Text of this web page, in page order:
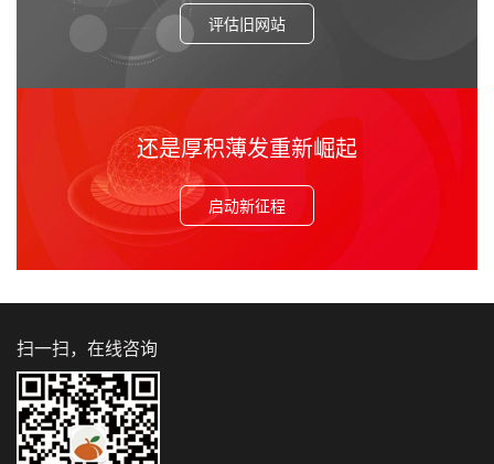
评估旧网站
还是厚积薄发重新崛起
启动新征程
扫一扫，在线咨询